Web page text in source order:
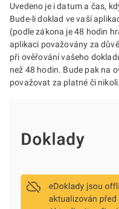
Uvedeno je i datum a čas,
Bude-li doklad ve vaší
(podle zákona je 48 hodin
aplikaci považovány za
při ověřování vašeho
než 48 hodin. Bude pak na
považovat za platné či nikoli.